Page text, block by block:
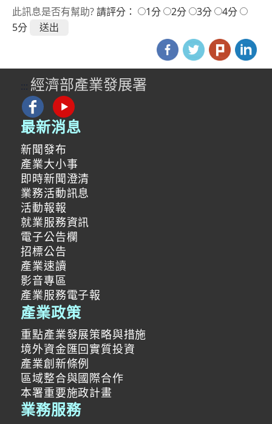
此訊息是否有幫助?請評分： 1分 2分 3分
4分
5分
::: 經濟部產業發展署
最新消息
新聞發布
產業大小事
即時新聞澄清
業務活動訊息
活動報報
就業服務資訊
電子公告欄
招標公告
產業速讀
影音專區
產業服務電子報
產業政策
重點產業發展策略與措施
境外資金匯回實質投資
產業創新條例
區域整合與國際合作
本署重要施政計畫
業務服務